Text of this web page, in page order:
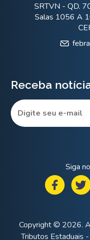
SRTVN - QD.
Salas 1056 A
Receba
Siga
Copyright © 2026.
Tributos Estaduais